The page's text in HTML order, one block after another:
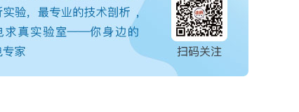
半年收获“意外”成绩单